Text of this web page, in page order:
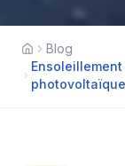
Accueil
Blog
photovoltaïque